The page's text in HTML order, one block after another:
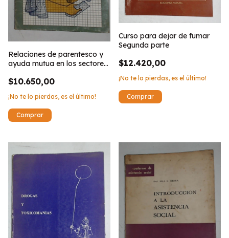
Relaciones de parentesco y
ayuda mutua en los sectores
$10.650,00
¡No te lo pierdas, es el último!
Curso para dejar de fumar
Segunda parte
$12.420,00
¡No te lo pierdas, es el último!